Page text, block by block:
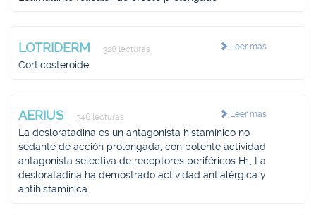
Leer más
LOTRIDERM 328 lecturas
Corticosteroide
Leer más
AERIUS 346 lecturas
La desloratadina es un antagonista histamínico no
sedante de acción prolongada, con potente actividad
antagonista selectiva de receptores periféricos H1, La
desloratadina ha demostrado actividad antialérgica y
antihistamínica